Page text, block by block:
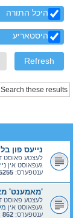
היכל התורה
היסטאריע
נייעס פון
לעצטע פאוסט
געפאוסט אין
ענטפערס:
'מאמענט'
לעצטע פאוסט
געפאוסט אין
ענטפערס: 862